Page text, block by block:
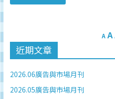
A A
近期文章
2026.06廣告與市場月刊
2026.05廣告與市場月刊